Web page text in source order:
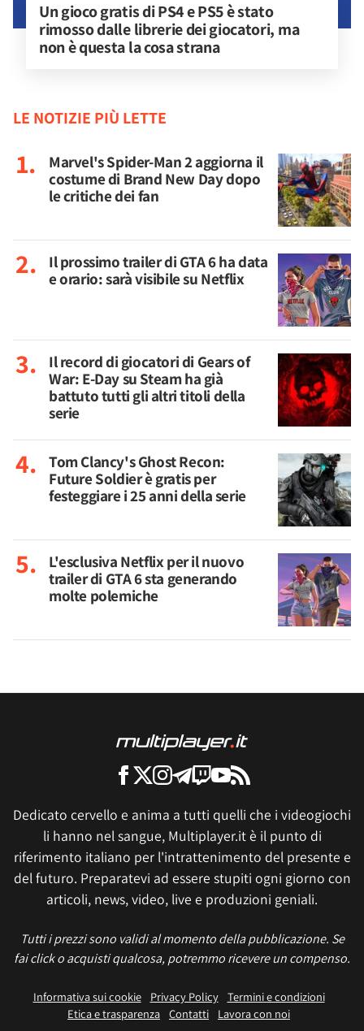
Un gioco gratis di PS4 e PS5 è stato
rimosso dalle librerie dei giocatori, ma
non è questa la cosa strana
LE NOTIZIE PIÙ LETTE
Marvel's Spider-Man 2 aggiorna il
costume di Brand New Day dopo
le critiche dei fan
Il prossimo trailer di GTA 6 ha data
e orario: sarà visibile su Netflix
Il record di giocatori di Gears of
War: E-Day su Steam ha già
battuto tutti gli altri titoli della
serie
Tom Clancy's Ghost Recon:
Future Soldier è gratis per
festeggiare i 25 anni della serie
L'esclusiva Netflix per il nuovo
trailer di GTA 6 sta generando
molte polemiche
Dedicato cervello e anima a tutti quelli che i videogiochi
li hanno nel sangue, Multiplayer.it è il punto di
riferimento italiano per l'intrattenimento del presente e
del futuro. Preparatevi ad essere stupiti ogni giorno con
articoli, news, video, live e produzioni geniali.
Tutti i prezzi sono validi al momento della pubblicazione. Se
fai click o acquisti qualcosa, potremmo ricevere un compenso.
Informativa sui cookie Privacy Policy
Termini e condizioni
Etica e trasparenza Contatti
Lavora con noi